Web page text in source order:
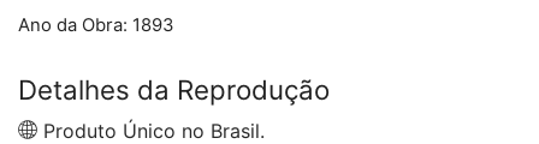
Ano da Obra: 1893
Detalhes da Reprodução
Produto Único no Brasil.